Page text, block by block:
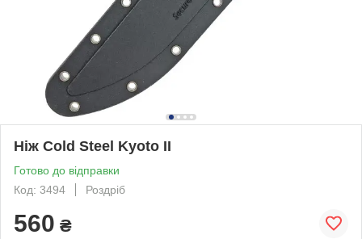
Ніж Cold Steel Kyoto II
Готово до відправки
Код: 3494
Роздріб
560 ₴